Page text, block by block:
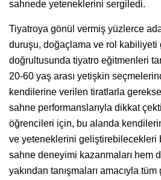
sahnede yeteneklerini sergiledi.
Tiyatroya gönül vermiş yüzlerce
duruşu, doğaçlama ve rol kabiliyeti
doğrultusunda tiyatro eğitmenleri
20-60 yaş arası yetişkin
kendilerine verilen tiratlarla gerekse
sahne performanslarıyla dikkat
öğrencileri için, bu alanda
ve yeteneklerini geliştirebilecekleri
sahne deneyimi kazanmaları hem
yakından tanışmaları amacıyla tüm